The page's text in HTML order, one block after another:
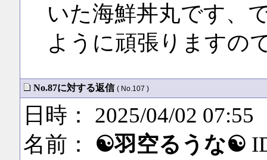
いた海鮮丼丸です、
ように頑張りますの
No.87に対する返信 ( No.107 )
日時： 2025/04/02 07:55
名前： ☯羽空るうな☯